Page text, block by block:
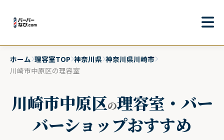
ホーム 理容室TOP 神奈川県 神奈川県川崎市
川崎市中原区の理容室
川崎市中原区の理容室・バー
バーショップおすすめ